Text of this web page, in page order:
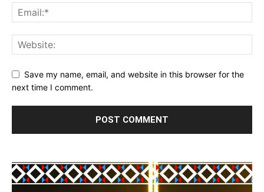
Save my name, email, and website in this browser for the
next time I comment.